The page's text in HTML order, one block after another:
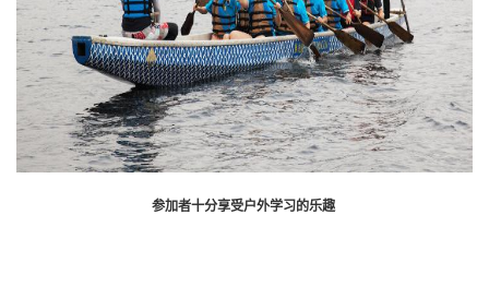
参加者十分享受户外学习的乐趣